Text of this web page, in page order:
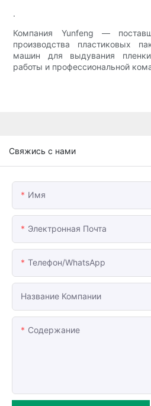
.
Компания Yunfeng —
производства пластиковых
машин для выдувания
работы и профессиональной
Свяжись с нами
Имя
Электронная Почта
Телефон/WhatsApp
Название Компании
Содержание